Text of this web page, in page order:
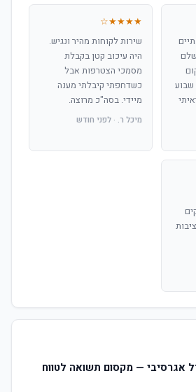
★★★★☆
שירות לקוחות מהיר ונגיש.
היה עיכוב קטן בקבלת
מסמכי הצטרפות אבל
כשדחפתי קיבלתי מענה
מיידי. בסה"כ מרוצה.
מיכל ר. · לפני חודש
אגרסיבי — מקסום תשואה לטווח